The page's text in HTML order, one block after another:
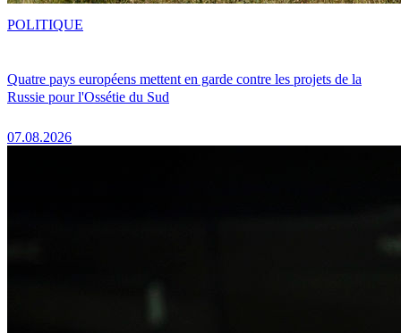
Quatre pays européens mettent en garde contre les projets de la
Russie pour l'Ossétie du Sud
07.08.2026
POLITIQUE